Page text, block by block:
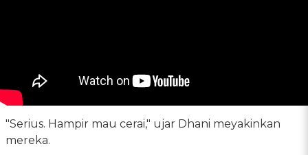
"Serius. Hampir mau cerai," ujar Dhani meyakinkan
mereka.